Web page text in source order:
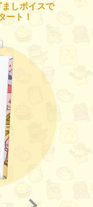
しボイスで
ート！